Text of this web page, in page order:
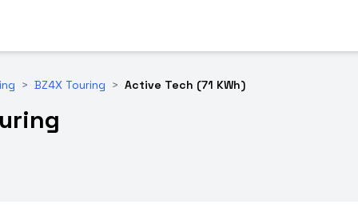
> BZ4X Touring > Active Tech (71 KWh)